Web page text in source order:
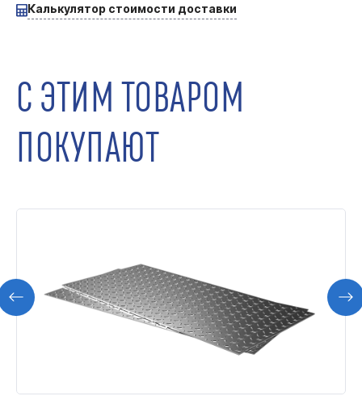
Калькулятор стоимости доставки
С ЭТИМ ТОВАРОМ
ПОКУПАЮТ